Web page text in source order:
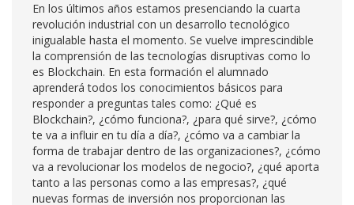
En los últimos años estamos presenciando la cuarta
revolución industrial con un desarrollo tecnológico
inigualable hasta el momento. Se vuelve imprescindible
la comprensión de las tecnologías disruptivas como lo
es Blockchain. En esta formación el alumnado
aprenderá todos los conocimientos básicos para
responder a preguntas tales como: ¿Qué es
Blockchain?, ¿cómo funciona?, ¿para qué sirve?, ¿cómo
te va a influir en tu día a día?, ¿cómo va a cambiar la
forma de trabajar dentro de las organizaciones?, ¿cómo
va a revolucionar los modelos de negocio?, ¿qué aporta
tanto a las personas como a las empresas?, ¿qué
nuevas formas de inversión nos proporcionan las